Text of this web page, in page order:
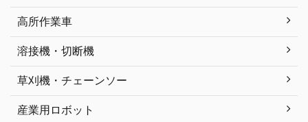
高所作業車
溶接機・切断機
草刈機・チェーンソー
産業用ロボット